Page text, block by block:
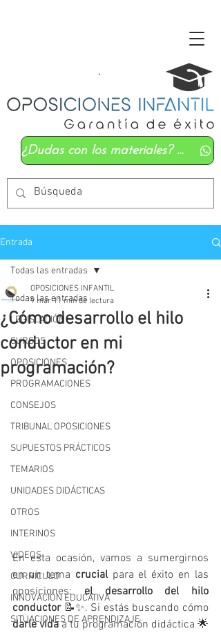
¿Dudas con los materiales? Mándanos un whatsapp
Entrada
Todas las entradas
LEGISLACIÓN
CURSOS
OPOSICIONES
PROGRAMACIONES
CONSEJOS
TRIBUNAL OPOSICIONES
SUPUESTOS PRÁCTICOS
TEMARIOS
UNIDADES DIDÁCTICAS
OTROS
INTERINOS
VIDEOS
CURRÍCULO
INNOVACIÓN EDUCATIVA
SITUACIONES DE APRENDIZAJE
Todas las entradas
¿Cómo desarrollo el hilo
conductor en mi
programación?
OPOSICIONES INFANTIL
9 mar 11 min de lectura
En esta ocasión, vamos a sumergirnos
en un tema crucial para el éxito en las
oposiciones: el desarrollo del hilo
conductor
darle vida a tu programación didáctica 🌟